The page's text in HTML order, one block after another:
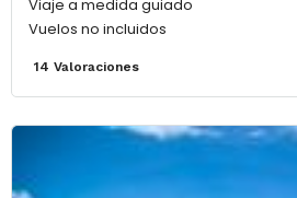
Viaje a medida guiado
Vuelos no incluidos
14 Valoraciones